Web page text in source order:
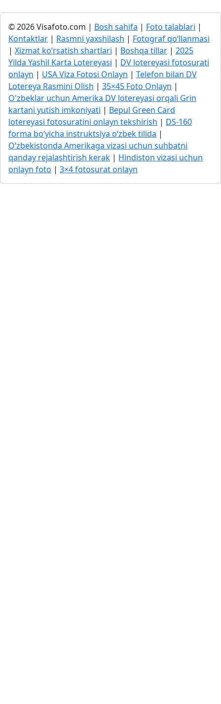
© 2026 Visafoto.com | Bosh sahifa | Foto talablari |
Kontaktlar | Rasmni yaxshilash | Fotograf qo‘llanmasi
| Xizmat ko‘rsatish shartlari | Boshqa tillar | 2025
Yilda Yashil Karta Lotereyasi | DV lotereyasi fotosurati
onlayn | USA Viza Fotosi Onlayn | Telefon bilan DV
Lotereya Rasmini Olish | 35×45 Foto Onlayn |
O'zbeklar uchun Amerika DV lotereyasi orqali Grin
kartani yutish imkoniyati | Bepul Green Card
lotereyasi fotosuratini onlayn tekshirish | DS-160
forma bo‘yicha instruktsiya o‘zbek tilida |
O‘zbekistonda Amerikaga vizasi uchun suhbatni
qanday rejalashtirish kerak | Hindiston vizasi uchun
onlayn foto | 3×4 fotosurat onlayn